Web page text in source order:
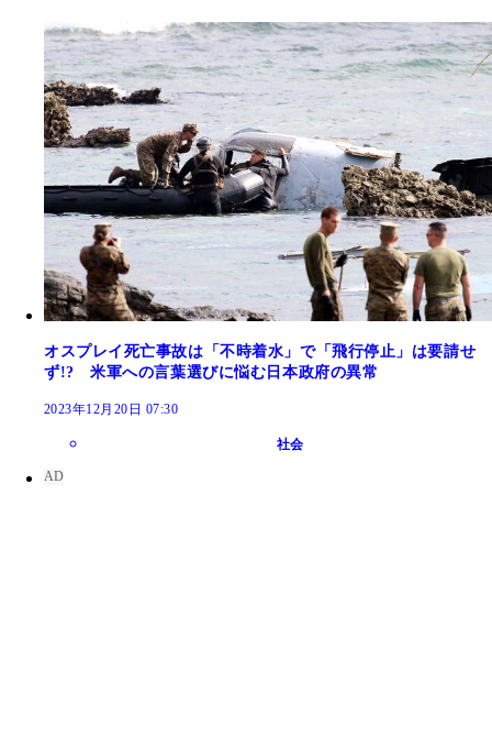
オスプレイ死亡事故は「不時着水」で「飛行停止」は要請せ
ず!? 米軍への言葉選びに悩む日本政府の異常
2023年12月20日 07:30
社会